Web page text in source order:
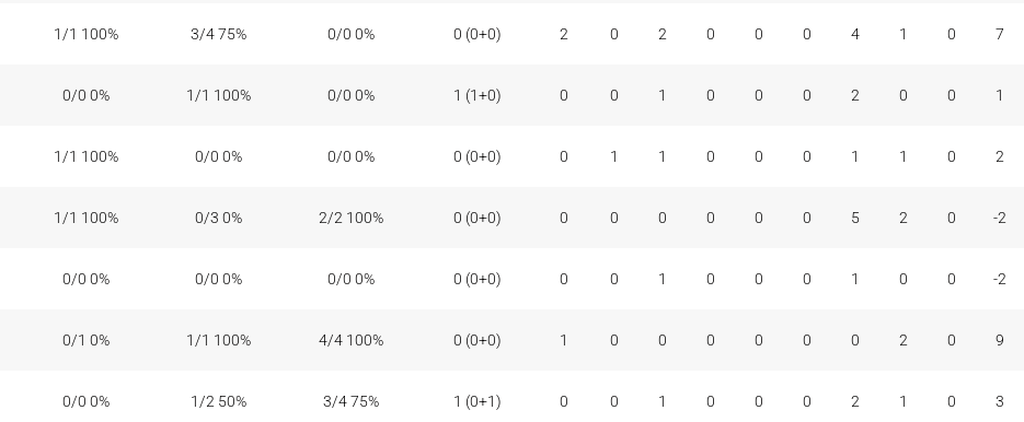
1/1 100% 3/4 75% 0/0 0% 0 (0+0) 2 0 2 0 0 0 4 1 0 7
0/0 0% 1/1 100% 0/0 0% 1 (1+0) 0 0 1 0 0 0 2 0 0 1
1/1 100% 0/0 0% 0/0 0% 0 (0+0) 0 1 1 0 0 0 1 1 0 2
1/1 100% 0/3 0% 2/2 100% 0 (0+0) 0 0 0 0 0 0 5 2 0 -2
0/0 0% 0/0 0% 0/0 0% 0 (0+0) 0 0 1 0 0 0 1 0 0 -2
0/1 0% 1/1 100% 4/4 100% 0 (0+0) 1 0 0 0 0 0 0 2 0 9
0/0 0% 1/2 50% 3/4 75% 1 (0+1) 0 0 1 0 0 0 2 1 0 3